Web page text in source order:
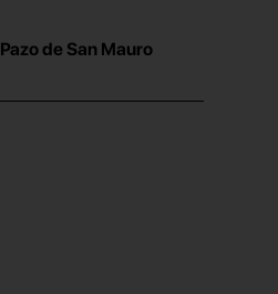
Pazo de San Mauro